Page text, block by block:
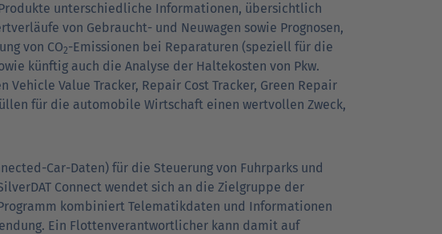
unterschiedliche Informationen, übersichtlich
von Gebraucht- und Neuwagen sowie Prognosen,
von CO2-Emissionen bei Reparaturen (speziell für die
künftig auch die Analyse der Haltekosten von Pkw.
Vehicle Value Tracker, Repair Cost Tracker, Green Repair
für die automobile Wirtschaft einen wertvollen Zweck,
Car-Daten) für die Steuerung von Fuhrparks und
Connect wendet sich an die Zielgruppe der
kombiniert Telematikdaten und Informationen
Ein Flottenverantwortlicher kann damit auf